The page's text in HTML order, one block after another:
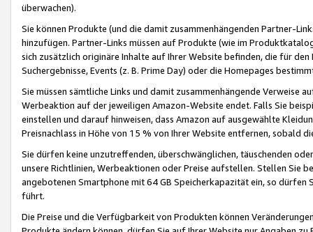
überwachen).
Sie können Produkte (und die damit zusammenhängenden Partner-
hinzufügen. Partner-Links müssen auf Produkte (wie im
sich zusätzlich originäre Inhalte auf Ihrer Website befinden, die für
Suchergebnisse, Events (z. B. Prime Day) oder die Homepages
Sie müssen sämtliche Links und damit zusammenhängende
Werbeaktion auf der jeweiligen Amazon-Website endet. Falls Sie
einstellen und darauf hinweisen, dass Amazon auf ausgewählte
Preisnachlass in Höhe von 15 % von Ihrer Website entfernen, sobald
Sie dürfen keine unzutreffenden, überschwänglichen, täuschenden
unsere Richtlinien, Werbeaktionen oder Preise aufstellen. Stellen Sie
angebotenen Smartphone mit 64 GB Speicherkapazität ein, so dürfen
führt.
Die Preise und die Verfügbarkeit von Produkten können